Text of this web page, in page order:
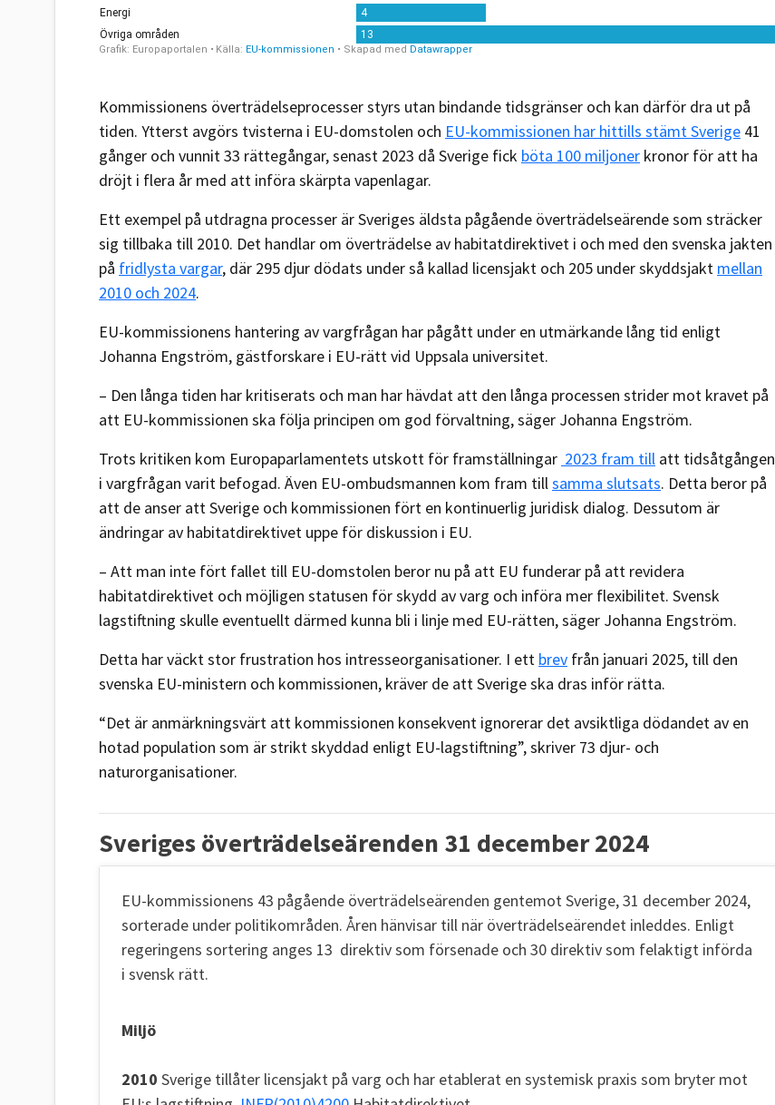
Kommissionens överträdelseprocesser styrs utan bindande tidsgränser och kan därför dra ut på
tiden. Ytterst avgörs tvisterna i EU-domstolen och EU-kommissionen har hittills stämt Sverige 41
gånger och vunnit 33 rättegångar, senast 2023 då Sverige fick böta 100 miljoner kronor för att ha
dröjt i flera år med att införa skärpta vapenlagar.
Ett exempel på utdragna processer är Sveriges äldsta pågående överträdelseärende som sträcker
sig tillbaka till 2010. Det handlar om överträdelse av habitatdirektivet i och med den svenska jakten
på fridlysta vargar, där 295 djur dödats under så kallad licensjakt och 205 under skyddsjakt mellan
2010 och 2024.
EU-kommissionens hantering av vargfrågan har pågått under en utmärkande lång tid enligt
Johanna Engström, gästforskare i EU-rätt vid Uppsala universitet.
– Den långa tiden har kritiserats och man har hävdat att den långa processen strider mot kravet på
att EU-kommissionen ska följa principen om god förvaltning, säger Johanna Engström.
Trots kritiken kom Europaparlamentets utskott för framställningar 2023 fram till att tidsåtgången
i vargfrågan varit befogad. Även EU-ombudsmannen kom fram tillsamma slutsats. Detta beror på
att de anser att Sverige och kommissionen fört en kontinuerlig juridisk dialog. Dessutom är
ändringar av habitatdirektivet uppe för diskussion i EU.
– Att man inte fört fallet till EU-domstolen beror nu på att EU funderar på att revidera
habitatdirektivet och möjligen statusen för skydd av varg och införa mer flexibilitet. Svensk
lagstiftning skulle eventuellt därmed kunna bli i linje med EU-rätten, säger Johanna Engström.
Detta har väckt stor frustration hos intresseorganisationer. I ett brev från januari 2025, till den
svenska EU-ministern och kommissionen, kräver de att Sverige ska dras inför rätta.
“Det är anmärkningsvärt att kommissionen konsekvent ignorerar det avsiktliga dödandet av en
hotad population som är strikt skyddad enligt EU-lagstiftning”, skriver 73 djur- och
naturorganisationer.
Sveriges överträdelseärenden 31 december 2024
EU-kommissionens 43 pågående överträdelseärenden gentemot Sverige, 31 december 2024,
sorterade under politikområden. Åren hänvisar till när överträdelseärendet inleddes. Enligt
regeringens sortering anges 13 direktiv som försenade och 30 direktiv som felaktigt införda
i svensk rätt.
Miljö
2010 Sverige tillåter licensjakt på varg och har etablerat en systemisk praxis som bryter mot